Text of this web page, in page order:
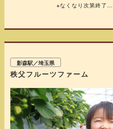
※なくなり次第終了
等
影森駅／埼玉県
秩父フルーツファーム